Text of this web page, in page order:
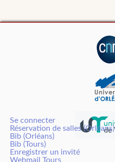
Se connecter
Réservation de salles (Orléans)
Bib (Orléans)
Bib (Tours)
Enregistrer un invité
Webmail Tours